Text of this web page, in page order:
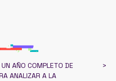
AÑO COMPLETO DE
ANALIZAR A LA
>